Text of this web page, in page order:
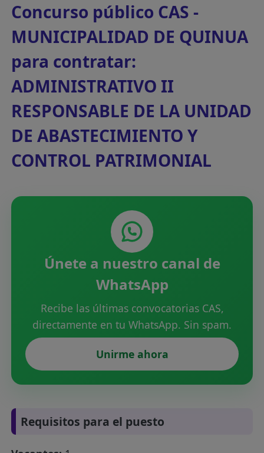
Concurso público CAS -
MUNICIPALIDAD DE QUINUA
para contratar:
ADMINISTRATIVO II
RESPONSABLE DE LA UNIDAD
DE ABASTECIMIENTO Y
CONTROL PATRIMONIAL
Únete a nuestro canal de
WhatsApp
Recibe las últimas convocatorias CAS,
directamente en tu WhatsApp. Sin spam.
Unirme ahora
Requisitos para el puesto